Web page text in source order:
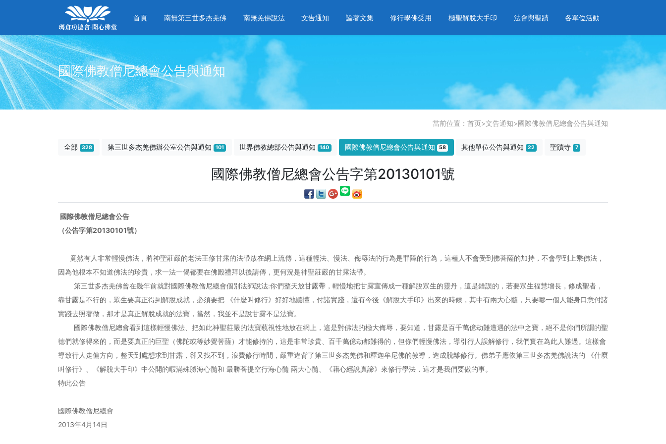
首頁 南無第三世多杰羌佛 南無羌佛說法 文告通知 論著文集 修行學佛受用 極聖解脫大手印 法會與聖蹟 各單位活動
國際佛教僧尼總會公告與通知
當前位置： 首页>文告通知>國際佛教僧尼總會公告與通知
全部 328 第三世多杰羌佛辦公室公告與通知 101 世界佛教總部公告與通知 140 國際佛教僧尼總會公告與通知 58 其他單位公告與通知 22 聖蹟寺 7
國際佛教僧尼總會公告字第20130101號
國際佛教僧尼總會公告
（公告字第20130101號）
竟然有人非常輕慢佛法，將神聖莊嚴的老法王修甘露的法帶放在網上流傳，這種輕法、慢法、侮辱法的行為是罪障的行為，這種人不會受到佛菩薩的加持，不會學到上乘佛法，
因為他根本不知道佛法的珍貴，求一法一偈都要在佛殿禮拜以後請傳，更何況是神聖莊嚴的甘露法帶。
第三世多杰羌佛曾在幾年前就對國際佛教僧尼總會個別法師說法:你們整天放甘露帶，輕慢地把甘露宣傳成一種解脫眾生的靈丹，這是錯誤的，若要眾生福慧增長，修成聖者，
靠甘露是不行的，眾生要真正得到解脫成就，必須要把 《什麼叫修行》好好地聽懂，付諸實踐，還有今後《解脫大手印》出來的時候，其中有兩大心髓，只要哪一個人能身口意付諸
實踐去照著做，那才是真正解脫成就的法寶，當然，我並不是說甘露不是法寶。
國際佛教僧尼總會看到這樣輕慢佛法、把如此神聖莊嚴的法寶藐視性地放在網上，這是對佛法的極大侮辱，要知道，甘露是百千萬億劫難遭遇的法中之寶，絕不是你們所謂的聖
德們就修得來的，而是要真正的巨聖（佛陀或等妙覺菩薩）才能修持的，這是非常珍貴、百千萬億劫都難得的，但你們輕慢佛法，導引行人誤解修行，我們實在為此人難過。這樣會
導致行人走偏方向，整天到處想求到甘露，卻又找不到，浪費修行時間，嚴重違背了第三世多杰羌佛和釋迦牟尼佛的教導，造成脫離修行。佛弟子應依第三世多杰羌佛說法的 《什麼
叫修行》、《解脫大手印》中公開的暇滿殊勝海心髓和 最勝菩提空行海心髓 兩大心髓、《藉心經說真諦》來修行學法，這才是我們要做的事。
特此公告
國際佛教僧尼總會
2013年4月14日